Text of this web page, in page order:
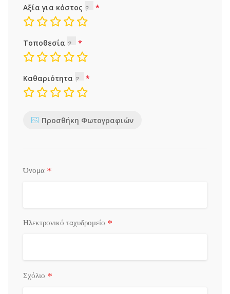
Αξία για κόστος
Τοποθεσία
Καθαριότητα
Προσθήκη Φωτογραφιών
Όνομα *
Ηλεκτρονικό ταχυδρομείο *
Σχόλιο *